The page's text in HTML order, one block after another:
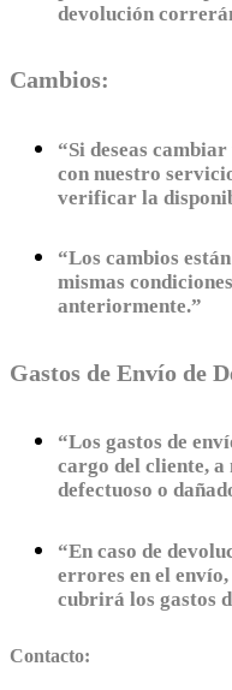
devolución
Cambios:
“Si deseas
con nuestro
verificar la
“Los cambios
mismas
anteriormente.”
Gastos de Envío de
“Los gastos de
cargo del cliente, a
defectuoso o
“En caso de
errores en el envío,
cubrirá los gastos
Contacto: